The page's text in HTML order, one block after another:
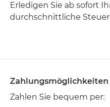
Erledigen Sie ab sofort
durchschnittliche
Zahlungsmöglichkeiten
Zahlen Sie bequem per: